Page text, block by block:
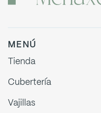
MENÚ
Tienda
Cubertería
Vajillas